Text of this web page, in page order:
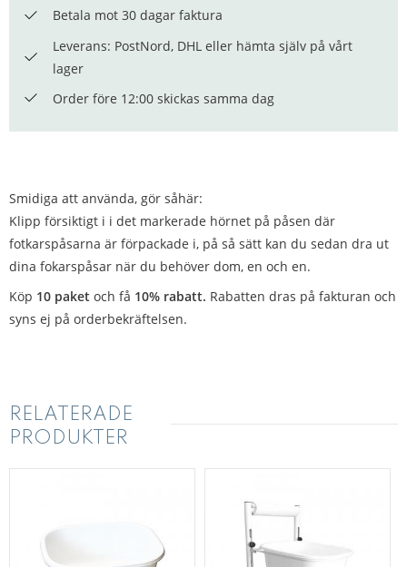
Betala mot 30 dagar faktura
Leverans: PostNord, DHL eller hämta själv på vårt
lager
Order före 12:00 skickas samma dag
Smidiga att använda, gör såhär:
Klipp försiktigt i i det markerade hörnet på påsen där
fotkarspåsarna är förpackade i, på så sätt kan du sedan dra ut
dina fokarspåsar när du behöver dom, en och en.
Köp 10 paket och få 10% rabatt. Rabatten dras på fakturan och
syns ej på orderbekräftelsen.
RELATERADE
PRODUKTER